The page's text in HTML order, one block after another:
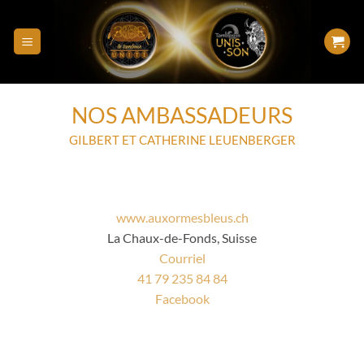
NOS AMBASSADEURS​
GILBERT ET CATHERINE LEUENBERGER
www.auxormesbleus.ch
La Chaux-de-Fonds, Suisse
Courriel
41 79 235 84 84
Facebook